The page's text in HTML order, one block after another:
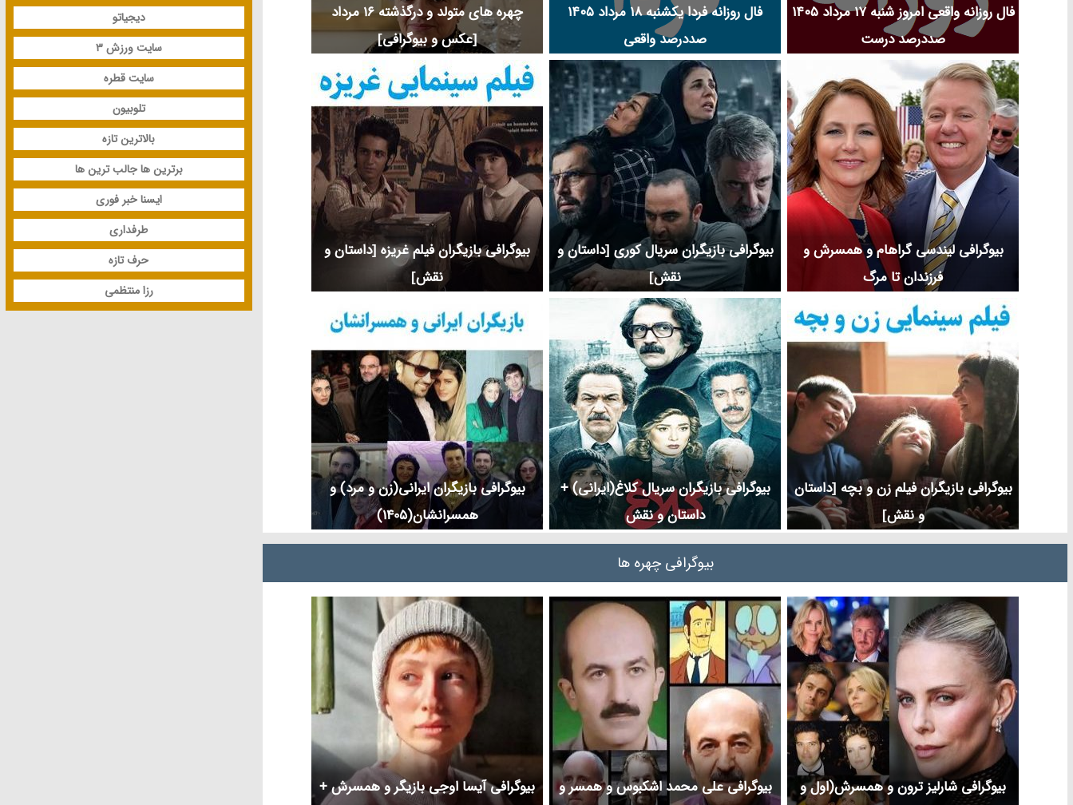
فال روزانه واقعی امروز شنبه ۱۷ مرداد ۱۴۰۵
صددرصد درست
فال روزانه فردا یکشنبه ۱۸ مرداد ۱۴۰۵
صددرصد واقعی
چهره های متولد و درگذشته 16 مرداد
[عکس و بیوگرافی]
بیوگرافی لیندسی گراهام و همسرش و
فرزندان تا مرگ
بیوگرافی بازیگران سریال کوری [داستان و
نقش]
بیوگرافی بازیگران فیلم غریزه [داستان و
نقش]
بیوگرافی بازیگران فیلم زن و بچه [داستان
و نقش]
بیوگرافی بازیگران سریال کلاغ(ایرانی) +
داستان و نقش
بیوگرافی بازیگران ایرانی(زن و مرد) و
همسرانشان(1405)
بیوگرافی چهره ها
بیوگرافی شارلیز ترون و همسرش(اول و
بیوگرافی علی محمد اشکبوس و همسر و
بیوگرافی آیسا اوجی بازیگر و همسرش +
دیجیاتو
سایت ورزش 3
سایت قطره
تلوبیون
بالاترین تازه
برترین ها جالب ترین ها
ایسنا خبر فوری
طرفداری
حرف تازه
رزا منتظمی